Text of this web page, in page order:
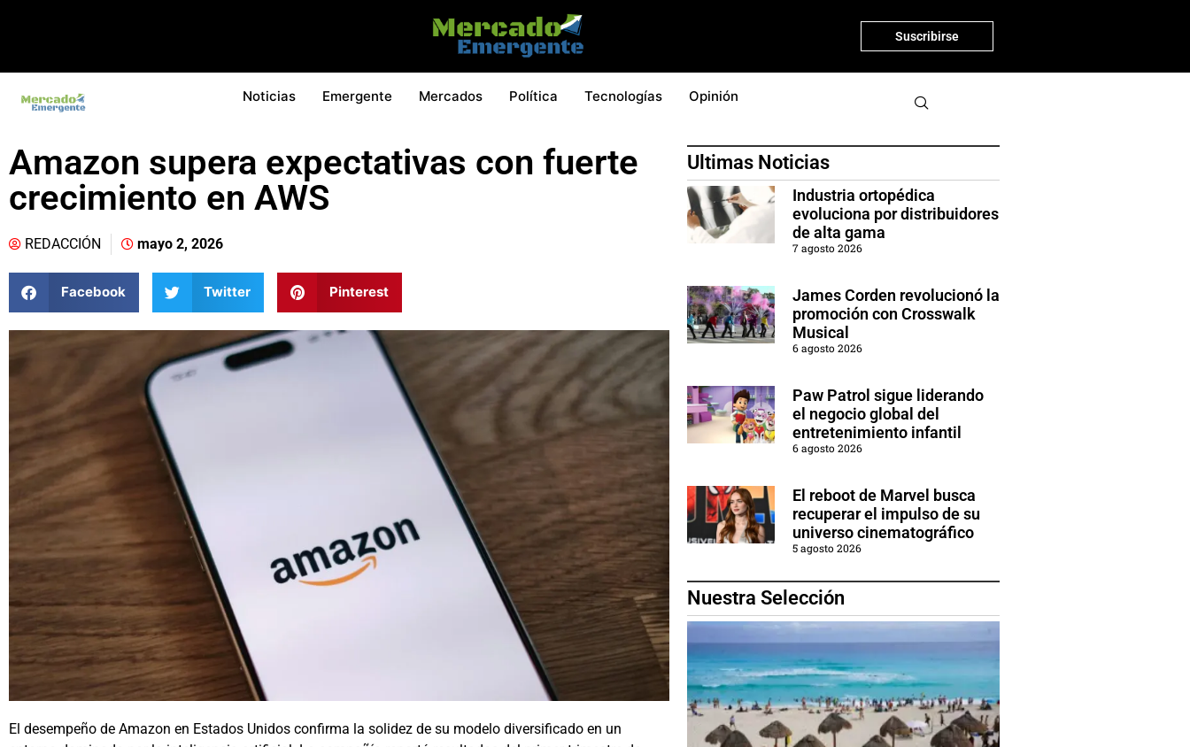
Suscribirse
Noticias Emergente Mercados Política Tecnologías Opinión
Amazon supera expectativas con fuerte
crecimiento en AWS
REDACCIÓN mayo 2, 2026
Facebook Twitter Pinterest
El desempeño de Amazon en Estados Unidos confirma la solidez de su modelo diversificado en un
Ultimas Noticias
Industria ortopédica
evoluciona por distribuidores
de alta gama
7 agosto 2026
James Corden revolucionó la
promoción con Crosswalk
Musical
6 agosto 2026
Paw Patrol sigue liderando
el negocio global del
entretenimiento infantil
6 agosto 2026
El reboot de Marvel busca
recuperar el impulso de su
universo cinematográfico
5 agosto 2026
Nuestra Selección